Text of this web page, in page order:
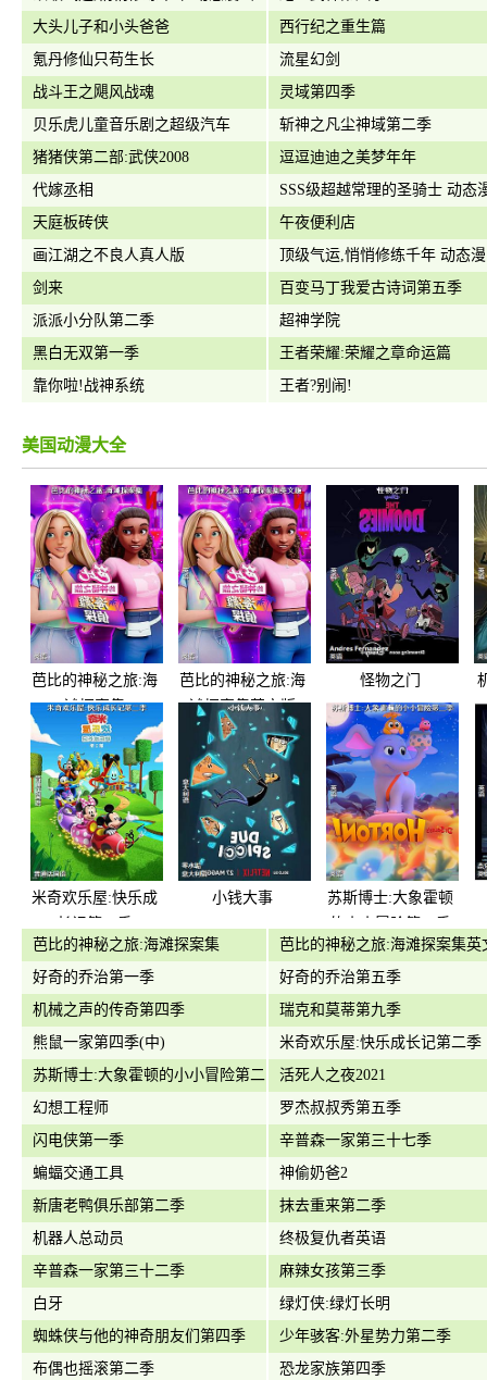
大头儿子和小头爸爸
西行纪之重生篇
氪丹修仙只苟生长
流星幻剑
战斗王之飓风战魂
灵域第四季
贝乐虎儿童音乐剧之超级汽车
斩神之凡尘神域第二季
猪猪侠第二部:武侠2008
逗逗迪迪之美梦年年
代嫁丞相
SSS级超越常理的圣骑士 动态
天庭板砖侠
午夜便利店
画江湖之不良人真人版
顶级气运,悄悄修练千年 动态
剑来
百变马丁我爱古诗词第五季
派派小分队第二季
超神学院
黑白无双第一季
王者荣耀:荣耀之章命运篇
靠你啦!战神系统
王者?别闹!
美国动漫大全
芭比的神秘之旅:海
滩探案集
芭比的神秘之旅:海
滩探案集英文版
怪物之门
米奇欢乐屋:快乐成
小钱大事
苏斯博士:大象霍顿
芭比的神秘之旅:海滩探案集
芭比的神秘之旅:海滩探案集英
好奇的乔治第一季
好奇的乔治第五季
机械之声的传奇第四季
瑞克和莫蒂第九季
熊鼠一家第四季(中)
米奇欢乐屋:快乐成长记第二季
苏斯博士:大象霍顿的小小冒险第二
季
活死人之夜2021
幻想工程师
罗杰叔叔秀第五季
闪电侠第一季
辛普森一家第三十七季
蝙蝠交通工具
神偷奶爸2
新唐老鸭俱乐部第二季
抹去重来第二季
机器人总动员
终极复仇者英语
辛普森一家第三十二季
麻辣女孩第三季
白牙
绿灯侠:绿灯长明
蜘蛛侠与他的神奇朋友们第四季
少年骇客:外星势力第二季
布偶也摇滚第二季
恐龙家族第四季